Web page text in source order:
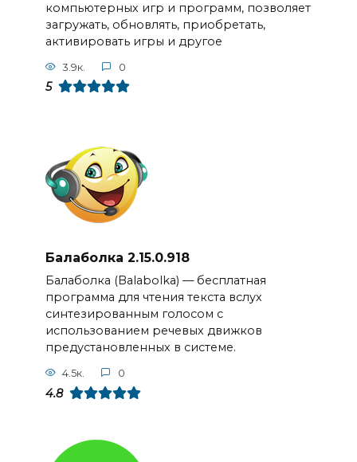
компьютерных игр и программ, позволяет
загружать, обновлять, приобретать,
активировать игры и другое
3.9к. 0
5
Балаболка 2.15.0.918
Балаболка (Balabolka) — бесплатная
программа для чтения текста вслух
синтезированным голосом с
использованием речевых движков
предустановленных в системе.
4.5к. 0
4.8